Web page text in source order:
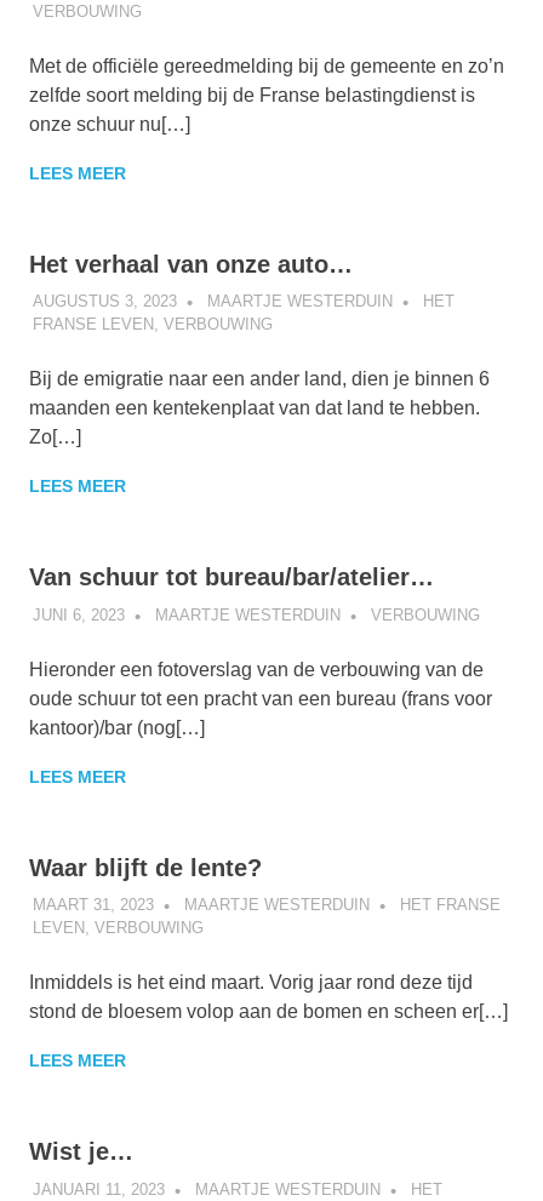
VERBOUWING
Met de officiële gereedmelding bij de gemeente en zo’n
zelfde soort melding bij de Franse belastingdienst is
onze schuur nu[…]
LEES MEER
Het verhaal van onze auto…
AUGUSTUS 3, 2023 MAARTJE WESTERDUIN
HET
FRANSE LEVEN , VERBOUWING
Bij de emigratie naar een ander land, dien je binnen 6
maanden een kentekenplaat van dat land te hebben.
Zo[…]
LEES MEER
Van schuur tot bureau/bar/atelier…
JUNI 6, 2023 MAARTJE WESTERDUIN VERBOUWING
Hieronder een fotoverslag van de verbouwing van de
oude schuur tot een pracht van een bureau (frans voor
kantoor)/bar (nog[…]
LEES MEER
Waar blijft de lente?
MAART 31, 2023 MAARTJE WESTERDUIN
HET FRANSE
LEVEN , VERBOUWING
Inmiddels is het eind maart. Vorig jaar rond deze tijd
stond de bloesem volop aan de bomen en scheen er[…]
LEES MEER
Wist je…
JANUARI 11, 2023 MAARTJE WESTERDUIN
HET